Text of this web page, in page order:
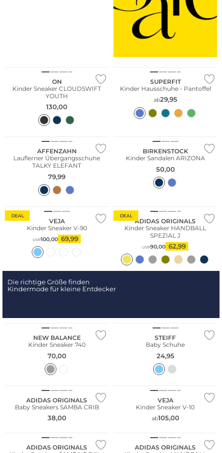
ON
Kinder Sneaker CLOUDSWIFT
YOUTH
130,00
Nur Online
SUPERFIT
Kinder Hausschuhe - Pantoffel
ab29,95
AFFENZAHN
Lauflerner Übergangsschuhe
TALKY ELEFANT
79,99
BIRKENSTOCK
Kinder Sandalen ARIZONA
50,00
DEAL
VEJA
Kinder Sneaker V-90
UVP100,00 69,99
DEAL
ADIDAS ORIGINALS
Kinder Sneaker HANDBALL
SPEZIAL J
UVP90,00 62,99
Die richtige Größe finden
Kindermode für kleine Entdecker
NEW BALANCE
Kinder Sneaker 740
70,00
STEIFF
Baby Schuhe
24,95
ADIDAS ORIGINALS
Baby Sneakers SAMBA CRIB
38,00
VEJA
Kinder Sneaker V-10
ab105,00
ADIDAS ORIGINALS
ADIDAS ORIGINALS